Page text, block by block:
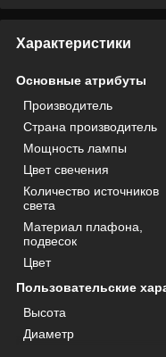
Характеристики
Основные атрибуты
Производитель
Страна производитель
Мощность лампы
Цвет свечения
Количество источников
света
Материал плафона,
подвесок
Цвет
Пользовательские
Высота
Диаметр